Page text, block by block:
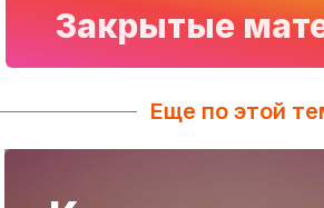
Закрытые
Еще по этой